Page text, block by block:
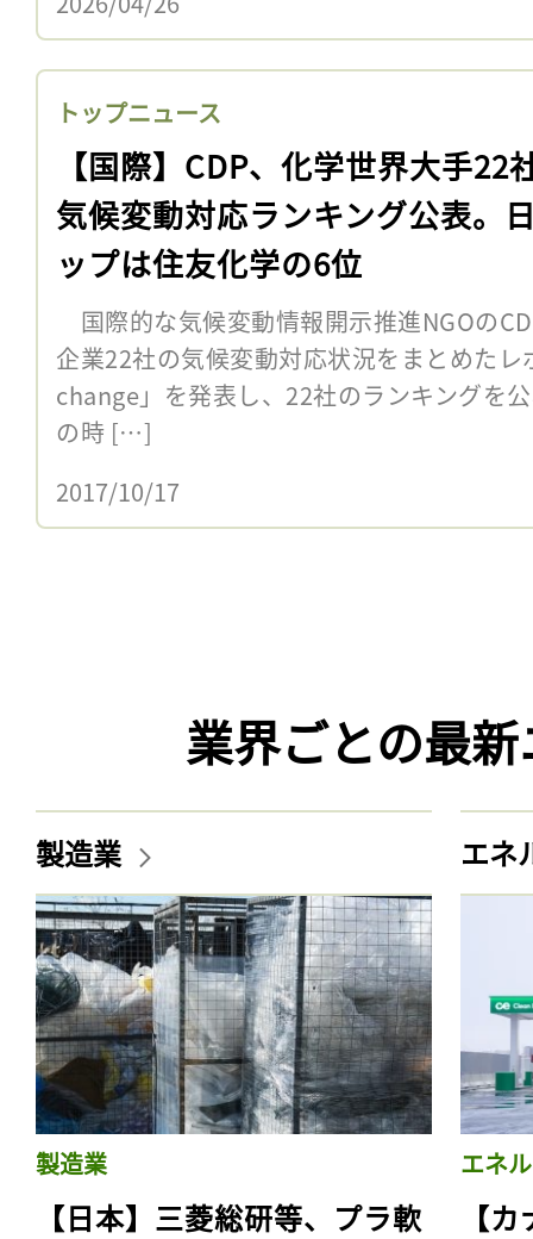
トップニュース
【国際】CDP、化学世界大手22
気候変動対応ランキング公表。
ップは住友化学の6位
国際的な気候変動情報開示推進NGOの
企業22社の気候変動対応状況をまとめた
change」を発表し、22社のランキングを
の時 […]
2017/10/17
業界ごとの最
製造業
製造業
【日本】三菱総研等、プラ軟
エネ
エネ
【